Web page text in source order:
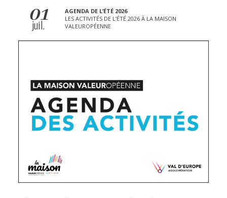
01
juil.
AGENDA DE L’ÉTÉ 2026
LES ACTIVITÉS DE L’ÉTÉ 2026 À LA MAISON
VALEUROPÉENNE